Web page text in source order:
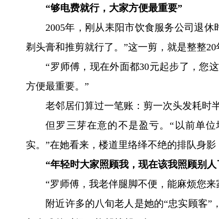
“够电费就行，大家方便最重要”
2005年，刚从耒阳市饮食服务公司退
剃头膏和推剪就行了。”这一剪，就是整整20
“罗师傅，现在外面都30元起步了，您
方便最重要。”
老邻居们算过一笔账：剪一次头发耗时
但罗三芽在意的不是盈亏。“以前单
实。”在她看来，楼道里络绎不绝的排队身
“年轻时大家照顾我，现在该我照顾别人
“罗师傅，我老伴腿脚不便，能麻烦您
附近许多的八旬老人是她的“忠实顾客